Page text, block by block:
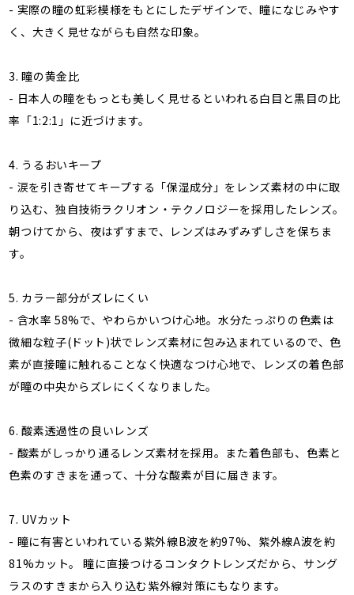
- 実際の瞳の虹彩模様をもとにしたデザインで、瞳になじみやす
く、大きく見せながらも自然な印象。
3. 瞳の黄金比
- 日本人の瞳をもっとも美しく見せるといわれる白目と黒目の比
率「1:2:1」に近づけます。
4. うるおいキープ
- 涙を引き寄せてキープする「保湿成分」をレンズ素材の中に取
り込む、独自技術ラクリオン・テクノロジーを採用したレンズ。
朝つけてから、夜はずすまで、レンズはみずみずしさを保ちま
す。
5. カラー部分がズレにくい
- 含水率 58%で、やわらかいつけ心地。水分たっぷりの色素は
微細な粒子(ドット)状でレンズ素材に包み込まれているので、色
素が直接瞳に触れることなく快適なつけ心地で、レンズの着色部
が瞳の中央からズレにくくなりました。
6. 酸素透過性の良いレンズ
- 酸素がしっかり通るレンズ素材を採用。また着色部も、色素と
色素のすきまを通って、十分な酸素が目に届きます。
7. UVカット
- 瞳に有害といわれている紫外線B波を約97%、紫外線A波を約
81%カット。 瞳に直接つけるコンタクトレンズだから、サング
ラスのすきまから入り込む紫外線対策にもなります。